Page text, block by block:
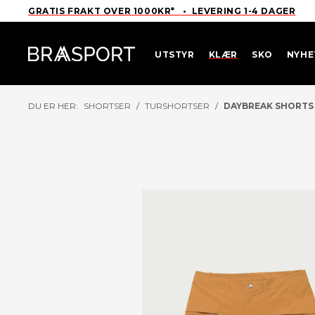
GRATIS FRAKT OVER 1000KR* • LEVERING 1-4 DAGER
UTSTYR KLÆR SKO
DU ER HER: SHORTSER / TURSHORTSER / DAYBREAK